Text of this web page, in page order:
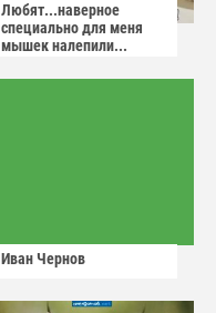
Любят...наверное
специально для меня
мышек налепили...
Иван Чернов